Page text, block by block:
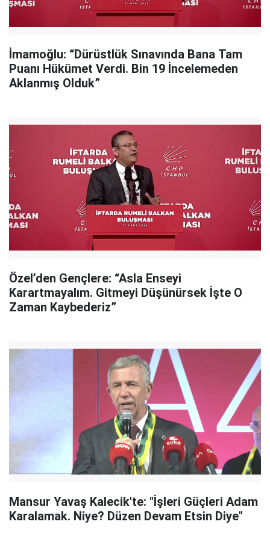
İmamoğlu: “Dürüstlük Sınavında Bana Tam
Puanı Hükümet Verdi. Bin 19 İncelemeden
Aklanmış Olduk”
Özel’den Gençlere: “Asla Enseyi
Karartmayalım. Gitmeyi Düşünürsek İşte O
Zaman Kaybederiz”
Mansur Yavaş Kalecik'te: "İşleri Güçleri Adam
Karalamak. Niye? Düzen Devam Etsin Diye"